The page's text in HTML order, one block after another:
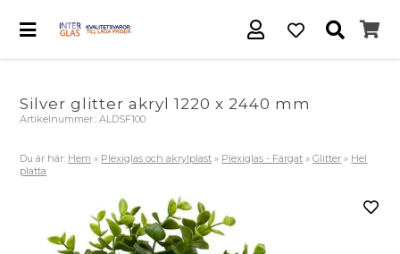
Silver glitter akryl 1220 x 2440 mm
Artikelnummer.:ALDSF100
Du är här: Hem » Plexiglas och akrylplast » Plexiglas - Färgat »Glitter » Hel
platta